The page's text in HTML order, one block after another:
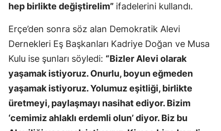
hep birlikte değiştirelim” ifadelerini kullandı.
Erçe’den sonra söz alan Demokratik Alevi
Dernekleri Eş Başkanları Kadriye Doğan ve Musa
Kulu ise şunları söyledi: “Bizler Alevi olarak
yaşamak istiyoruz. Onurlu, boyun eğmeden
yaşamak istiyoruz. Yolumuz eşitliği, birlikte
üretmeyi, paylaşmayı nasihat ediyor. Bizim
‘cemimiz ahlaklı erdemli olun’ diyor. Biz bu